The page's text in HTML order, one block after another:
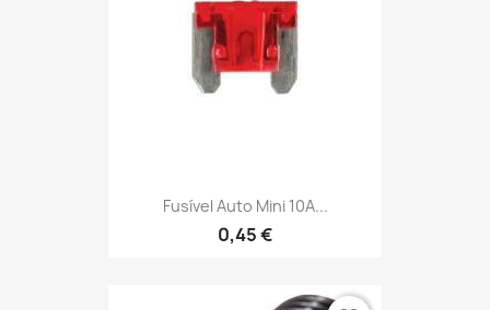
Fusível Auto Mini 10A...
0,45 €